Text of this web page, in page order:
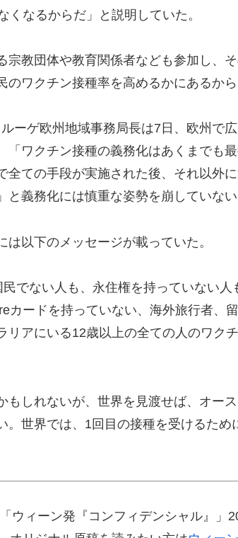
なるからだ」と説明していた。
教団体や教育関係者なども参加し、
ワクチン接種率を高めるかにあるから
ーゲ欧州地域事務局長は7日、欧州で
「ワクチン接種の義務化はあくまでも
ての手段が実施された後、それ以外
義務化には慎重な姿勢を崩していない
以下のメッセージが載っていた。
でない人も、永住権を持っていない人
ードを持っていない、海外旅行者、留
アにいる12歳以上の全ての人のワク
もしれないが、世界を見渡せば、オー
世界では、1回目の接種を受けるため
ウィーン発『コンフィデンシャル』」